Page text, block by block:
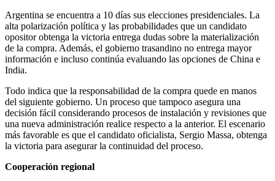
Argentina se encuentra a 10 días sus elecciones presidenciales. La
alta polarización política y las probabilidades que un candidato
opositor obtenga la victoria entrega dudas sobre la materialización
de la compra. Además, el gobierno trasandino no entrega mayor
información e incluso continúa evaluando las opciones de China e
India.
Todo indica que la responsabilidad de la compra quede en manos
del siguiente gobierno. Un proceso que tampoco asegura una
decisión fácil considerando procesos de instalación y revisiones que
una nueva administración realice respecto a la anterior. El escenario
más favorable es que el candidato oficialista, Sergio Massa, obtenga
la victoria para asegurar la continuidad del proceso.
Cooperación regional